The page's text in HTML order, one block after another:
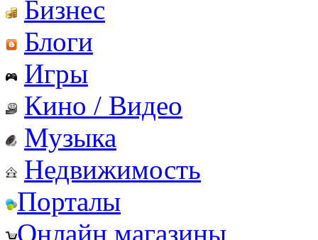
Бизнес
Блоги
Игры
Кино / Видео
Музыка
Недвижимость
Порталы
Онлайн магазины